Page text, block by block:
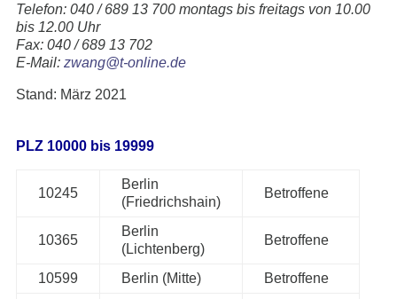
Telefon: 040 / 689 13 700 montags bis freitags von 10.00
bis 12.00 Uhr
Fax: 040 / 689 13 702
E-Mail: zwang@t-online.de
Stand: März 2021
PLZ 10000 bis 19999
10245
Berlin
(Friedrichshain)
Betroffene
10365
Berlin
(Lichtenberg)
Betroffene
10599 Berlin (Mitte) Betroffene